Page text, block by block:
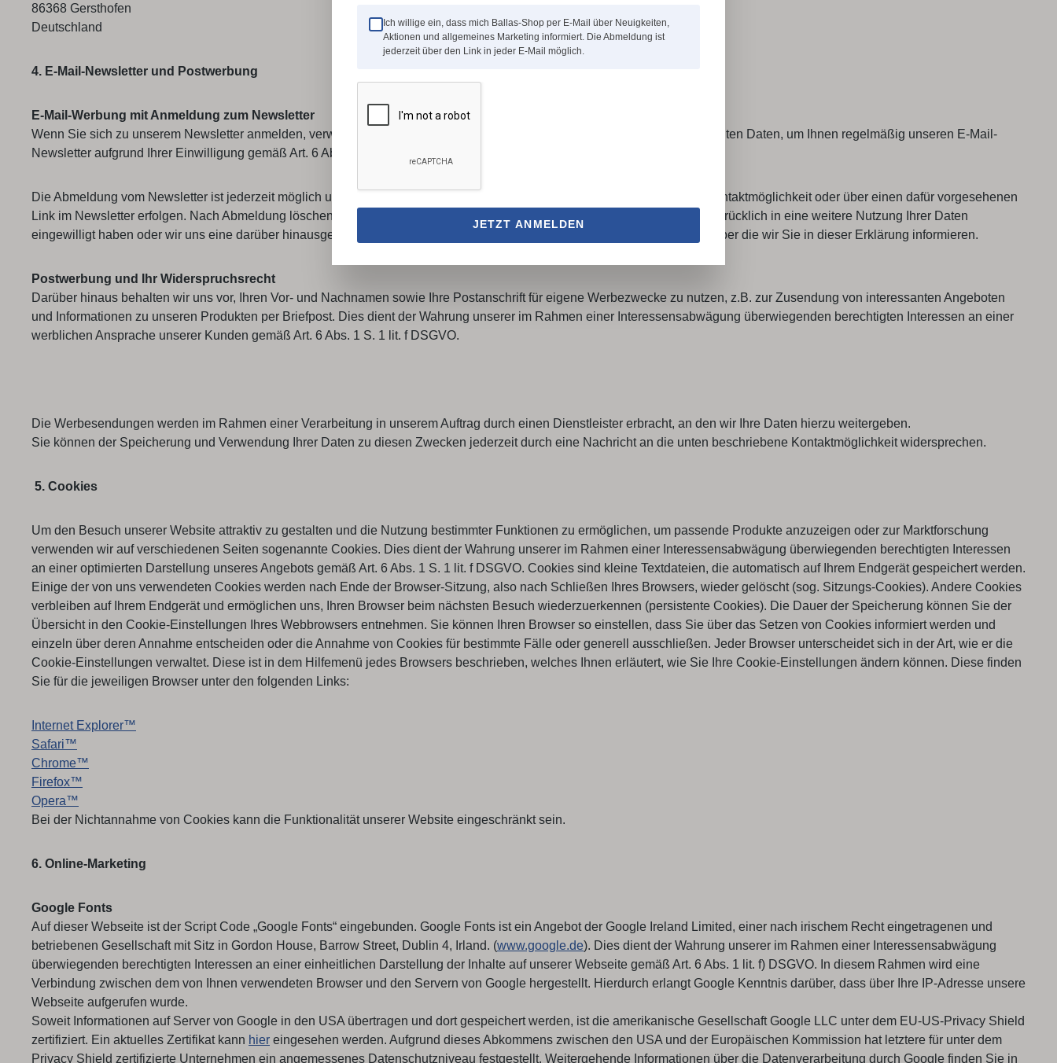
86368 Gersthofen
Deutschland
4. E-Mail-Newsletter und Postwerbung
E-Mail-Werbung mit Anmeldung zum Newsletter
Wenn Sie sich zu unserem Newsletter anmelden, verwenden wir die hierfür erforderlichen oder gesondert von Ihnen mitgeteilten Daten, um Ihnen regelmäßig unseren E-Mail-
Newsletter aufgrund Ihrer Einwilligung gemäß Art. 6 Abs. 1 S. 1 lit. a DSGVO zuzusenden.
Die Abmeldung vom Newsletter ist jederzeit möglich und kann entweder durch eine Nachricht an die unten beschriebene Kontaktmöglichkeit oder über einen dafür vorgesehenen
Link im Newsletter erfolgen. Nach Abmeldung löschen wir Ihre E-Mail-Adresse aus der Empfängerliste, soweit Sie nicht ausdrücklich in eine weitere Nutzung Ihrer Daten
eingewilligt haben oder wir uns eine darüber hinausgehende Datenverwendung vorbehalten, die gesetzlich erlaubt ist und über die wir Sie in dieser Erklärung informieren.
Postwerbung und Ihr Widerspruchsrecht
Darüber hinaus behalten wir uns vor, Ihren Vor- und Nachnamen sowie Ihre Postanschrift für eigene Werbezwecke zu nutzen, z.B. zur Zusendung von interessanten Angeboten
und Informationen zu unseren Produkten per Briefpost. Dies dient der Wahrung unserer im Rahmen einer Interessensabwägung überwiegenden berechtigten Interessen an einer
werblichen Ansprache unserer Kunden gemäß Art. 6 Abs. 1 S. 1 lit. f DSGVO.
Die Werbesendungen werden im Rahmen einer Verarbeitung in unserem Auftrag durch einen Dienstleister erbracht, an den wir Ihre Daten hierzu weitergeben.
Sie können der Speicherung und Verwendung Ihrer Daten zu diesen Zwecken jederzeit durch eine Nachricht an die unten beschriebene Kontaktmöglichkeit widersprechen.
5. Cookies
Um den Besuch unserer Website attraktiv zu gestalten und die Nutzung bestimmter Funktionen zu ermöglichen, um passende Produkte anzuzeigen oder zur Marktforschung
verwenden wir auf verschiedenen Seiten sogenannte Cookies. Dies dient der Wahrung unserer im Rahmen einer Interessensabwägung überwiegenden berechtigten Interessen
an einer optimierten Darstellung unseres Angebots gemäß Art. 6 Abs. 1 S. 1 lit. f DSGVO. Cookies sind kleine Textdateien, die automatisch auf Ihrem Endgerät gespeichert werden.
Einige der von uns verwendeten Cookies werden nach Ende der Browser-Sitzung, also nach Schließen Ihres Browsers, wieder gelöscht (sog. Sitzungs-Cookies). Andere Cookies
verbleiben auf Ihrem Endgerät und ermöglichen uns, Ihren Browser beim nächsten Besuch wiederzuerkennen (persistente Cookies). Die Dauer der Speicherung können Sie der
Übersicht in den Cookie-Einstellungen Ihres Webbrowsers entnehmen. Sie können Ihren Browser so einstellen, dass Sie über das Setzen von Cookies informiert werden und
einzeln über deren Annahme entscheiden oder die Annahme von Cookies für bestimmte Fälle oder generell ausschließen. Jeder Browser unterscheidet sich in der Art, wie er die
Cookie-Einstellungen verwaltet. Diese ist in dem Hilfemenü jedes Browsers beschrieben, welches Ihnen erläutert, wie Sie Ihre Cookie-Einstellungen ändern können. Diese finden
Sie für die jeweiligen Browser unter den folgenden Links:
Internet Explorer™
Safari™
Chrome™
Firefox™
Opera™
Bei der Nichtannahme von Cookies kann die Funktionalität unserer Website eingeschränkt sein.
6. Online-Marketing
Google Fonts
Auf dieser Webseite ist der Script Code „Google Fonts“ eingebunden. Google Fonts ist ein Angebot der Google Ireland Limited, einer nach irischem Recht eingetragenen und
betriebenen Gesellschaft mit Sitz in Gordon House, Barrow Street, Dublin 4, Irland. (www.google.de). Dies dient der Wahrung unserer im Rahmen einer Interessensabwägung
überwiegenden berechtigten Interessen an einer einheitlichen Darstellung der Inhalte auf unserer Webseite gemäß Art. 6 Abs. 1 lit. f) DSGVO. In diesem Rahmen wird eine
Verbindung zwischen dem von Ihnen verwendeten Browser und den Servern von Google hergestellt. Hierdurch erlangt Google Kenntnis darüber, dass über Ihre IP-Adresse unsere
Webseite aufgerufen wurde.
Soweit Informationen auf Server von Google in den USA übertragen und dort gespeichert werden, ist die amerikanische Gesellschaft Google LLC unter dem EU-US-Privacy Shield
zertifiziert. Ein aktuelles Zertifikat kann hier eingesehen werden. Aufgrund dieses Abkommens zwischen den USA und der Europäischen Kommission hat letztere für unter dem
Privacy Shield zertifizierte Unternehmen ein angemessenes Datenschutzniveau festgestellt. Weitergehende Informationen über die Datenverarbeitung durch Google finden Sie in
Ich willige ein, dass mich Ballas-Shop per E-Mail über Neuigkeiten,
Aktionen und allgemeines Marketing informiert. Die Abmeldung ist
jederzeit über den Link in jeder E-Mail möglich.
JETZT ANMELDEN